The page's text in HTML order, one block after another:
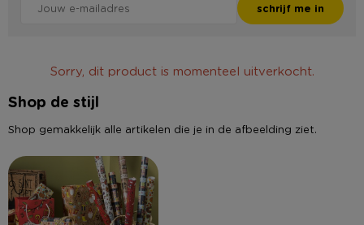
schrijf me in
Sorry, dit product is momenteel uitverkocht.
Shop de stijl
Shop gemakkelijk alle artikelen die je in de afbeelding ziet.